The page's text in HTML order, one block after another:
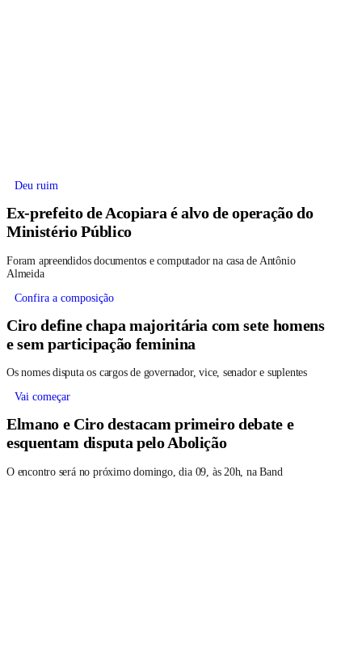
Deu ruim
Ex-prefeito de Acopiara é alvo de operação do
Ministério Público
Foram apreendidos documentos e computador na casa de Antônio
Almeida
Confira a composição
Ciro define chapa majoritária com sete homens
e sem participação feminina
Os nomes disputa os cargos de governador, vice, senador e suplentes
Vai começar
Elmano e Ciro destacam primeiro debate e
esquentam disputa pelo Abolição
O encontro será no próximo domingo, dia 09, às 20h, na Band